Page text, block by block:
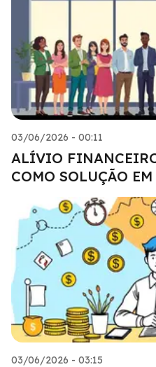
03/06/2026 - 00:11
ALÍVIO
COMO SOLUÇÃO EM
03/06/2026 - 03:15